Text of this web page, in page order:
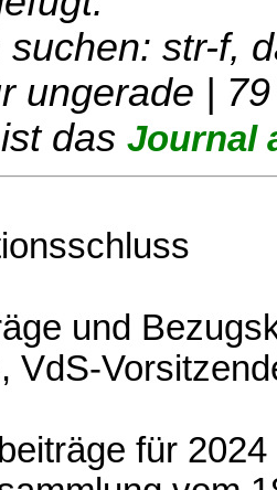
str-f,
ungerade | 79
das Journal
und
VdS-
für